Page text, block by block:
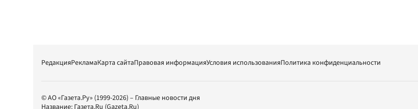
РедакцияРекламаКарта сайтаПравовая информацияУсловия использованияПолитика конфиденциальности
© АО «Газета.Ру» (1999-2026) – Главные новости дня
Название: Газета.Ru (Gazeta.Ru)